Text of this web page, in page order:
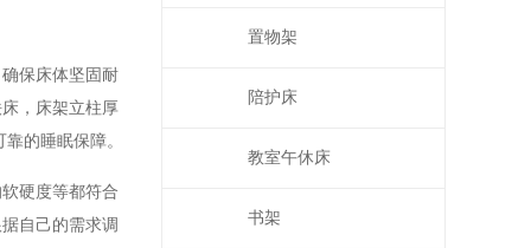
保床体坚固耐
，床架立柱厚
的睡眠保障。
硬度等都符合
自己的需求调
置物架
陪护床
教室午休床
书架